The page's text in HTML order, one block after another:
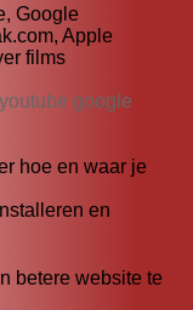
Google
Apple
films
google
hoe en waar je
en
betere website te